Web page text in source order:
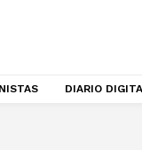
DIARIO